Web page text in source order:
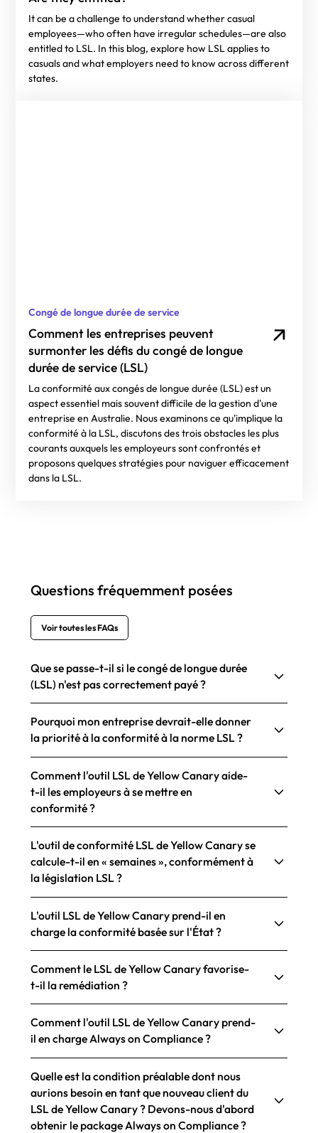
It can be a challenge to understand whether casual
employees—who often have irregular schedules—are also
entitled to LSL. In this blog, explore how LSL applies to
casuals and what employers need to know across different
states.
Congé de longue durée de service
Comment les entreprises peuvent
surmonter les défis du congé de longue
durée de service (LSL)
La conformité aux congés de longue durée (LSL) est un
aspect essentiel mais souvent difficile de la gestion d'une
entreprise en Australie. Nous examinons ce qu'implique la
conformité à la LSL, discutons des trois obstacles les plus
courants auxquels les employeurs sont confrontés et
proposons quelques stratégies pour naviguer efficacement
dans la LSL.
Questions fréquemment posées
Voir toutes les FAQs
Que se passe-t-il si le congé de longue durée
(LSL) n'est pas correctement payé ?
Pourquoi mon entreprise devrait-elle donner
la priorité à la conformité à la norme LSL ?
Comment l'outil LSL de Yellow Canary aide-
t-il les employeurs à se mettre en
conformité ?
L'outil de conformité LSL de Yellow Canary se
calcule-t-il en « semaines », conformément à
la législation LSL ?
L'outil LSL de Yellow Canary prend-il en
charge la conformité basée sur l'État ?
Comment le LSL de Yellow Canary favorise-
t-il la remédiation ?
Comment l'outil LSL de Yellow Canary prend-
il en charge Always on Compliance ?
Quelle est la condition préalable dont nous
aurions besoin en tant que nouveau client du
LSL de Yellow Canary ? Devons-nous d'abord
obtenir le package Always on Compliance ?